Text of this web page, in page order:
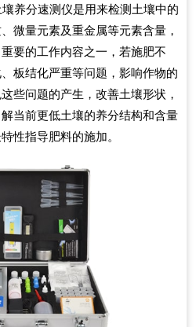
壤养分速测仪是用来检测土壤中的
微量元素及重金属等元素含量，
要的工作内容之一，若施肥不
板结化严重等问题，影响作物的
些问题的产生，改善土壤形状，
当前更低土壤的养分结构和含量
性指导肥料的施加。